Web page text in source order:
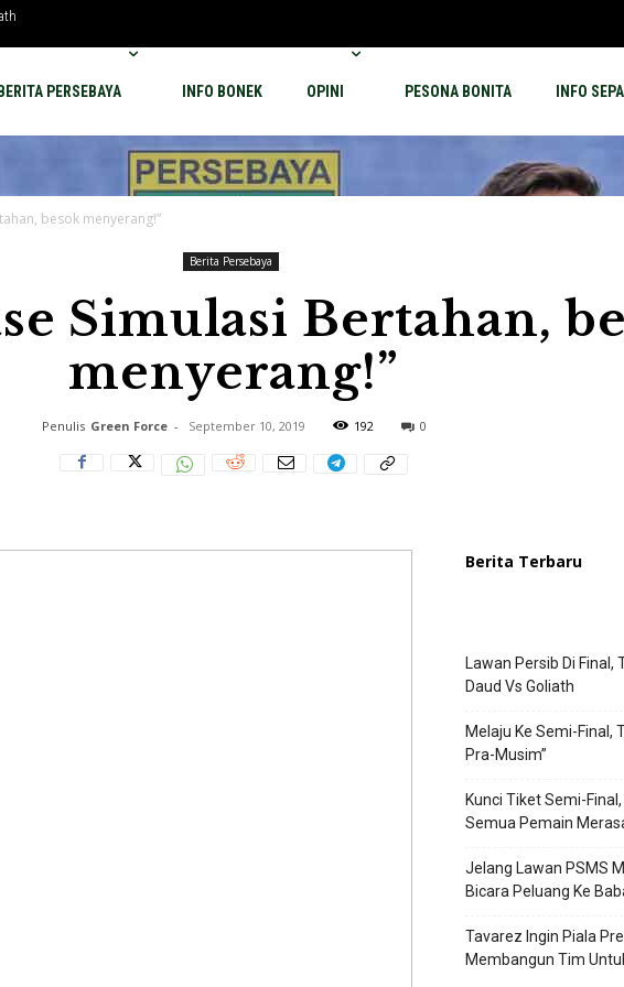
BERITA PERSEBAYA INFO BONEK OPINI PESONA BONITA INFO
besok menyerang!”
Berita Persebaya
Simulasi Bertahan,
menyerang!”
Penulis Green Force - September 10, 2019 192 0
Berita Terbaru
Lawan Persib Di Final,
Daud Vs Goliath
Melaju Ke Semi-Final,
Pra-Musim”
Kunci Tiket Semi-
Semua Pemain
Jelang Lawan PSMS
Bicara Peluang Ke
Tavarez Ingin Piala
Membangun Tim